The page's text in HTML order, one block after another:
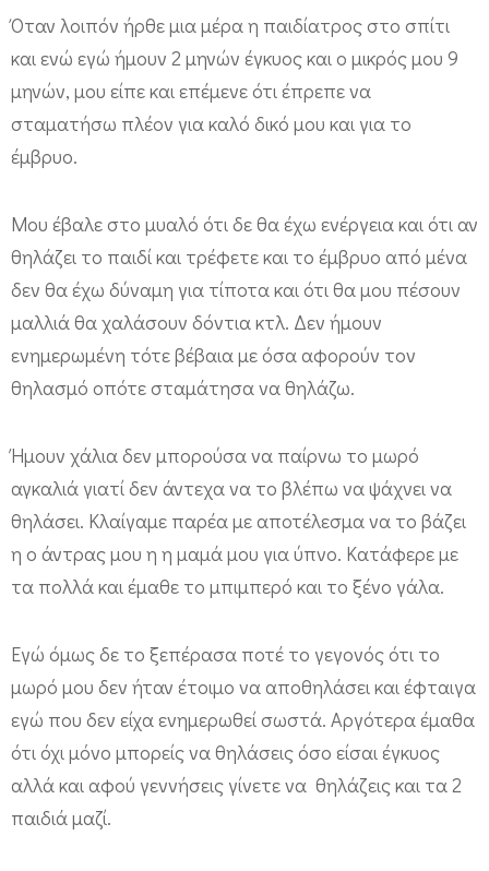
ά
σ
ω
ό
τ
ν
τ
ο
π
α
ι
ί
θ
ή
α
ν
έ
τ
ο
ι
Όταν λοιπόν ήρθε μια μέρα η παιδίατρος στο σπίτι
και ενώ εγώ ήμουν 2 μηνών έγκυος και ο μικρός μου 9
μηνών, μου είπε και επέμενε ότι έπρεπε να
σταματήσω πλέον για καλό δικό μου και για το
έμβρυο.
Μου έβαλε στο μυαλό ότι δε θα έχω ενέργεια και ότι αν
θηλάζει το παιδί και τρέφετε και το έμβρυο από μένα
δεν θα έχω δύναμη για τίποτα και ότι θα μου πέσουν
μαλλιά θα χαλάσουν δόντια κτλ. Δεν ήμουν
ενημερωμένη τότε βέβαια με όσα αφορούν τον
θηλασμό οπότε σταμάτησα να θηλάζω.
Ήμουν χάλια δεν μπορούσα να παίρνω το μωρό
αγκαλιά γιατί δεν άντεχα να το βλέπω να ψάχνει να
θηλάσει. Κλαίγαμε παρέα με αποτέλεσμα να το βάζει
η ο άντρας μου η η μαμά μου για ύπνο. Κατάφερε με
τα πολλά και έμαθε το μπιμπερό και το ξένο γάλα.
Εγώ όμως δε το ξεπέρασα ποτέ το γεγονός ότι το
μωρό μου δεν ήταν έτοιμο να αποθηλάσει και έφταιγα
εγώ που δεν είχα ενημερωθεί σωστά. Αργότερα έμαθα
ότι όχι μόνο μπορείς να θηλάσεις όσο είσαι έγκυος
αλλά και αφού γεννήσεις γίνετε να θηλάζεις και τα 2
παιδιά μαζί.